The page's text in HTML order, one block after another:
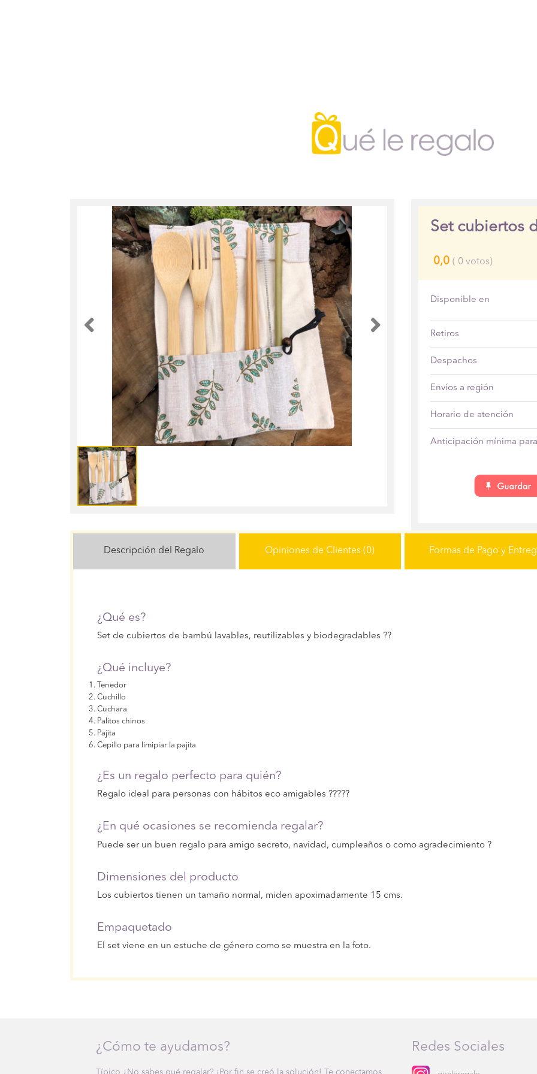
Set cubiertos
0,0 ( 0 votos)
Disponible en
Retiros
Despachos
Envíos a región
Horario de atención
Anticipación mínima
Descripción del Regalo Opiniones de Clientes (0) Formas de Pago y
¿Qué es?
Set de cubiertos de bambú lavables, reutilizables y biodegradables ??
¿Qué incluye?
Tenedor
Cuchillo
Cuchara
Palitos chinos
Pajita
Cepillo para limipiar la pajita
¿Es un regalo perfecto para quién?
Regalo ideal para personas con hábitos eco amigables ?????
¿En qué ocasiones se recomienda regalar?
Puede ser un buen regalo para amigo secreto, navidad, cumpleaños o como agradecimiento ?
Dimensiones del producto
Los cubiertos tienen un tamaño normal, miden apoximadamente 15 cms.
Empaquetado
El set viene en un estuche de género como se muestra en la foto.
¿Cómo te ayudamos?
Típico ¿No sabes qué regalar? ¡Por fin se creó la solución! Te conectamos
Redes Sociales